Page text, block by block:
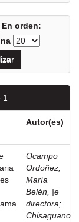
En orden:
Autor(es)
Ocampo
Ordoñez,
María
Belén, |e
directora;
Chisaguano